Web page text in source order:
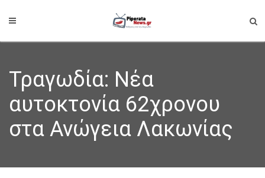
Τραγωδία: Νέα
αυτοκτονία 62χρονου
στα Ανώγεια Λακωνίας